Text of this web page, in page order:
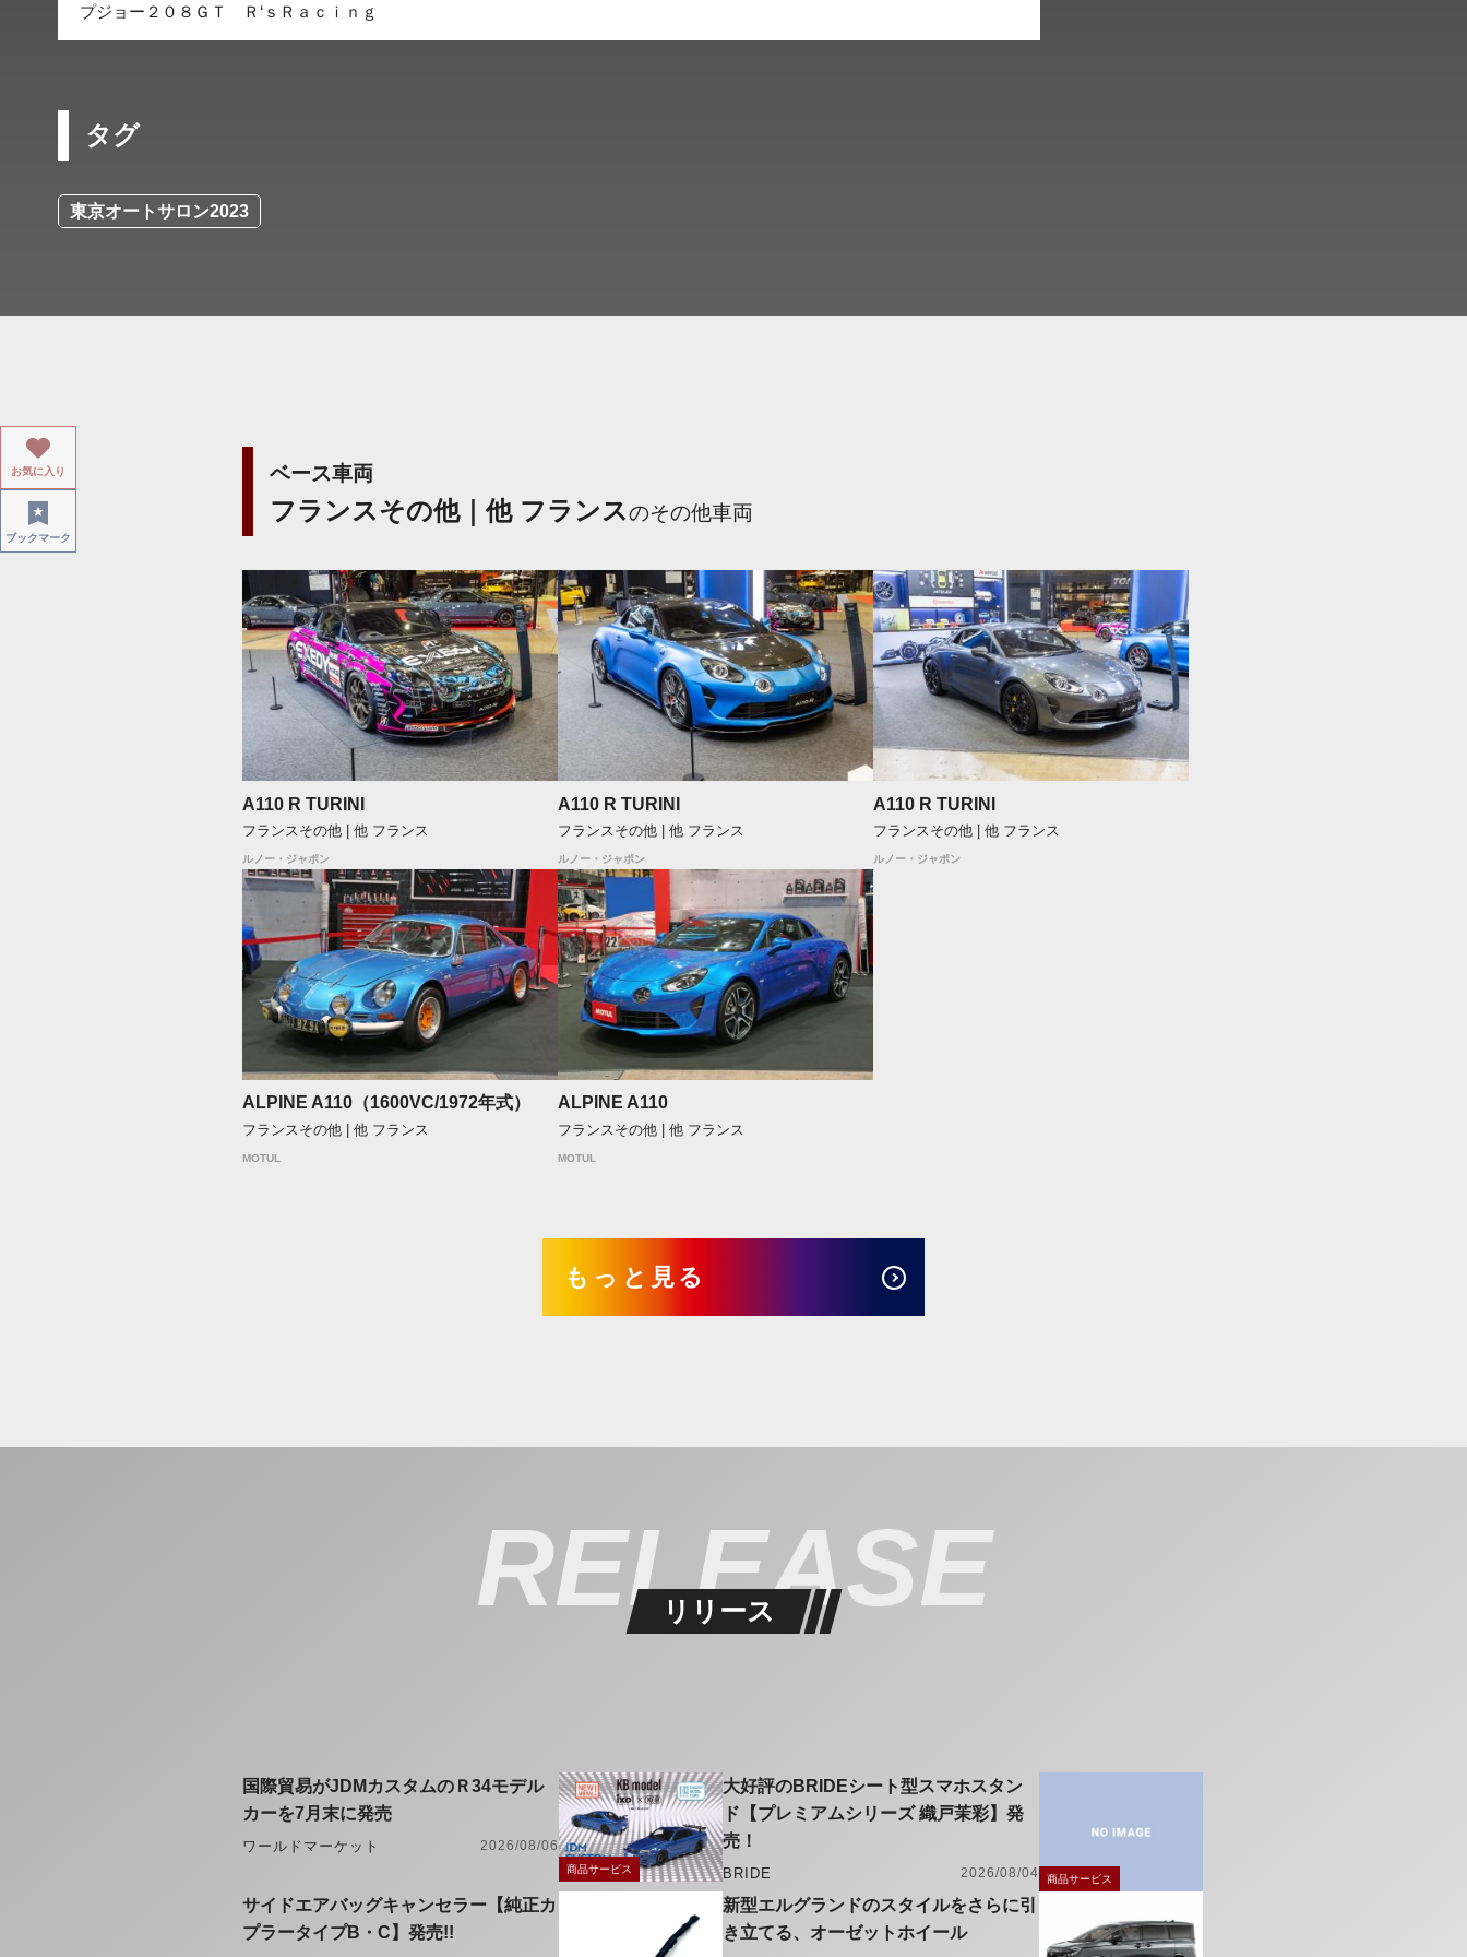
プジョー２０８ＧＴ Ｒ‘ｓＲａｃｉｎｇ
タグ
東京オートサロン2023
ベース車両
フランスその他｜他 フランスのその他車両
A110 R TURINI
フランスその他 | 他 フランス
ルノー・ジャポン
A110 R TURINI
フランスその他 | 他 フランス
ルノー・ジャポン
A110 R TURINI
フランスその他 | 他 フランス
ルノー・ジャポン
ALPINE A110（1600VC/1972年式）
フランスその他 | 他 フランス
MOTUL
ALPINE A110
フランスその他 | 他 フランス
MOTUL
もっと見る
RELEASE
リリース
国際貿易がJDMカスタムのＲ34モデル
カーを7月末に発売
ワールドマーケット 2026/08/06
商品サービス
大好評のBRIDEシート型スマホスタン
ド【プレミアムシリーズ 織戸茉彩】発
売！
BRIDE 2026/08/04 商品サービス
サイドエアバッグキャンセラー【純正カ
プラータイプB・C】発売!!
新型エルグランドのスタイルをさらに引
き立てる、オーゼットホイール
お気に入り
ブックマーク